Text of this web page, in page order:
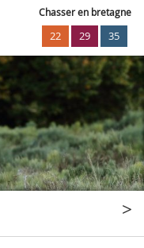
Chasser en bretagne
22 29 35